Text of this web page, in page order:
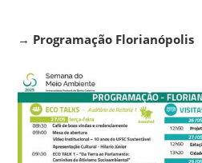
→ Programação Florianópolis